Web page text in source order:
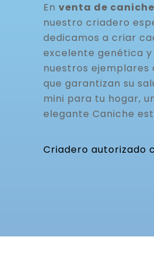
En venta de
nuestro criadero
dedicamos a criar
excelente genética
nuestros
que garantizan su
mini para tu hogar,
elegante Caniche
Criadero autorizado